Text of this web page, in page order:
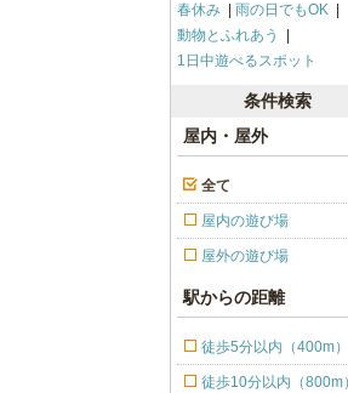
春休み
雨の日でもOK
動物とふれあう
1日中遊べるスポット
条件検索
屋内・屋外
全て
屋内の遊び場
屋外の遊び場
駅からの距離
徒歩5分以内（400m）
徒歩10分以内（800m）